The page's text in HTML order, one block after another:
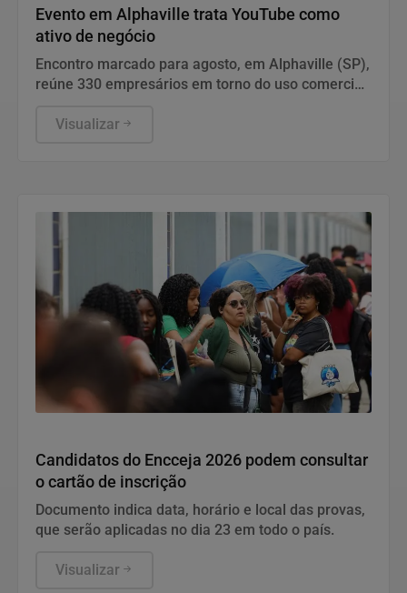
Evento em Alphaville trata YouTube como
ativo de negócio
Encontro marcado para agosto, em Alphaville (SP),
reúne 330 empresários em torno do uso comercial
metodologia SMY, analisa por que o formato se
Visualizar
Candidatos do Encceja 2026 podem consultar
o cartão de inscrição
Documento indica data, horário e local das provas,
que serão aplicadas no dia 23 em todo o país.
Visualizar